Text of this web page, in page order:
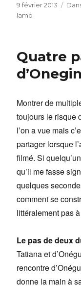
Publié
le
9 février 2013
lamb
Quatre
d’Onegin
Montrer de
toujours le risque
l’on a vue mais
partager lorsque
filmé. Si
qu’il me fasse
quelques
comment se
littéralement pas
Le pas de deux
Tatiana et
rencontre
donne la main à